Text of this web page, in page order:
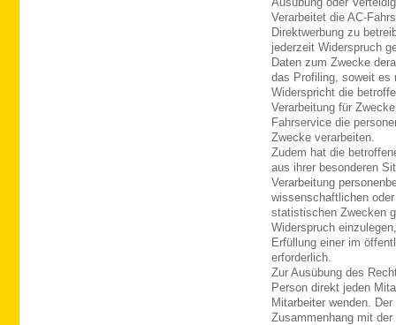
Verarbeitet die AC-
Direktwerbung zu
jederzeit Widerspruch
Daten zum Zwecke
das Profiling, soweit es
Widerspricht die
Verarbeitung für
Fahrservice die
Zwecke verarbeiten.
Zudem hat die
aus ihrer besonderen
Verarbeitung
wissenschaftlichen
statistischen Zwecken
Widerspruch
Erfüllung einer im
erforderlich.
Zur Ausübung des
Person direkt jeden
Mitarbeiter wenden.
Zusammenhang mit